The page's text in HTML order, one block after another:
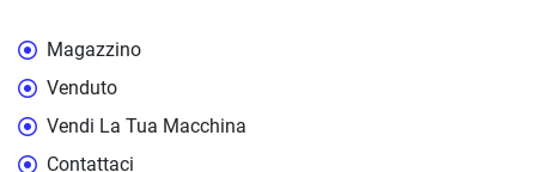
Magazzino
Venduto
Vendi La Tua Macchina
Contattaci